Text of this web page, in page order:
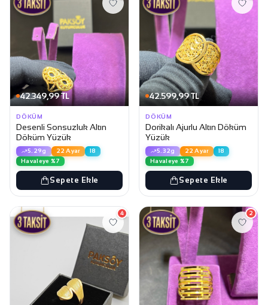
42.349,99 TL
DÖKÜM
Desenli Sonsuzluk Altın
Döküm Yüzük
5.29g 22 Ayar
18
Havaleye %7
Sepete Ekle
42.599,99 TL
DÖKÜM
Dorikalı Ajurlu Altın Döküm
Yüzük
5.32g 22 Ayar
18
Havaleye %7
Sepete Ekle
4 2